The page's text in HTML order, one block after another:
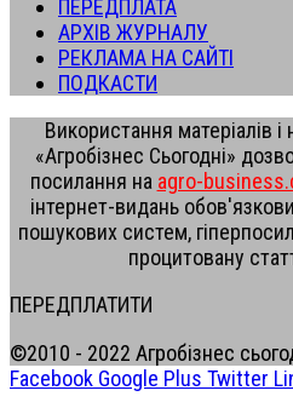
ПЕРЕДПЛАТА
АРХІВ ЖУРНАЛУ
РЕКЛАМА НА САЙТІ
ПОДКАСТИ
Використання матеріалів
«Агробізнес Сьогодні»
посилання на agro-
інтернет-видань
пошукових систем,
процитовану
ПЕРЕДПЛАТИТИ
©2010 - 2022 Агробізнес
Facebook Google Plus Twitter